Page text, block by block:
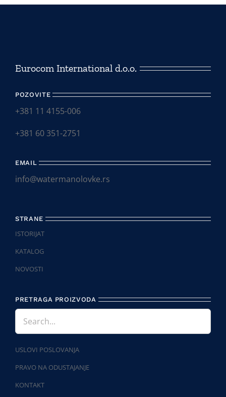
Eurocom International d.o.o.
POZOVITE
+381 11 4155-006
+381 60 351-2751
EMAIL
info@watermanolovke.rs
STRANE
ISTORIJAT
KATALOG
NOVOSTI
PRETRAGA PROIZVODA
USLOVI POSLOVANJA
PRAVO NA ODUSTAJANJE
KONTAKT